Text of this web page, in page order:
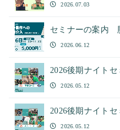
2026.07.03
セミナーの案内
2026.06.12
2026後期ナイト
2026.05.12
2026後期ナイト
2026.05.12